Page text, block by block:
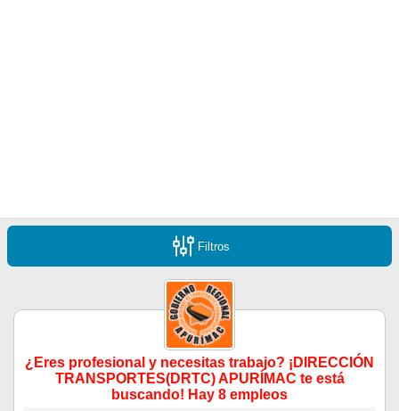
Filtros
¿Eres profesional y necesitas trabajo? ¡DIRECCIÓN
TRANSPORTES(DRTC) APURÍMAC te está
buscando! Hay 8 empleos